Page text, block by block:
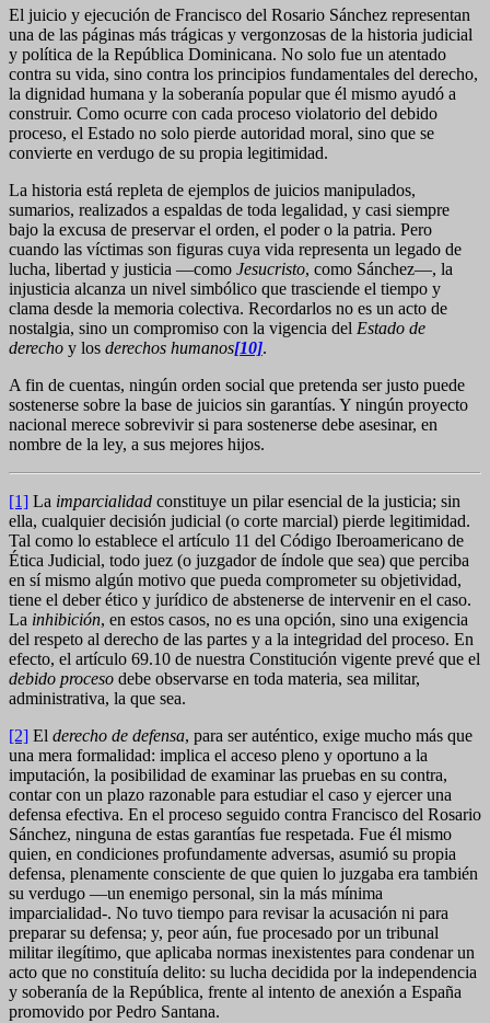
El juicio y ejecución de Francisco del Rosario Sánchez representan
una de las páginas más trágicas y vergonzosas de la historia judicial
y política de la República Dominicana. No solo fue un atentado
contra su vida, sino contra los principios fundamentales del derecho,
la dignidad humana y la soberanía popular que él mismo ayudó a
construir. Como ocurre con cada proceso violatorio del debido
proceso, el Estado no solo pierde autoridad moral, sino que se
convierte en verdugo de su propia legitimidad.
La historia está repleta de ejemplos de juicios manipulados,
sumarios, realizados a espaldas de toda legalidad, y casi siempre
bajo la excusa de preservar el orden, el poder o la patria. Pero
cuando las víctimas son figuras cuya vida representa un legado de
lucha, libertad y justicia —como Jesucristo, como Sánchez—, la
injusticia alcanza un nivel simbólico que trasciende el tiempo y
clama desde la memoria colectiva. Recordarlos no es un acto de
nostalgia, sino un compromiso con la vigencia del Estado de
derecho y los derechos humanos[10].
A fin de cuentas, ningún orden social que pretenda ser justo puede
sostenerse sobre la base de juicios sin garantías. Y ningún proyecto
nacional merece sobrevivir si para sostenerse debe asesinar, en
nombre de la ley, a sus mejores hijos.
[1] La imparcialidad constituye un pilar esencial de la justicia; sin
ella, cualquier decisión judicial (o corte marcial) pierde legitimidad.
Tal como lo establece el artículo 11 del Código Iberoamericano de
Ética Judicial, todo juez (o juzgador de índole que sea) que perciba
en sí mismo algún motivo que pueda comprometer su objetividad,
tiene el deber ético y jurídico de abstenerse de intervenir en el caso.
La inhibición, en estos casos, no es una opción, sino una exigencia
del respeto al derecho de las partes y a la integridad del proceso. En
efecto, el artículo 69.10 de nuestra Constitución vigente prevé que el
debido proceso debe observarse en toda materia, sea militar,
administrativa, la que sea.
[2] El derecho de defensa, para ser auténtico, exige mucho más que
una mera formalidad: implica el acceso pleno y oportuno a la
imputación, la posibilidad de examinar las pruebas en su contra,
contar con un plazo razonable para estudiar el caso y ejercer una
defensa efectiva. En el proceso seguido contra Francisco del Rosario
Sánchez, ninguna de estas garantías fue respetada. Fue él mismo
quien, en condiciones profundamente adversas, asumió su propia
defensa, plenamente consciente de que quien lo juzgaba era también
su verdugo —un enemigo personal, sin la más mínima
imparcialidad-. No tuvo tiempo para revisar la acusación ni para
preparar su defensa; y, peor aún, fue procesado por un tribunal
militar ilegítimo, que aplicaba normas inexistentes para condenar un
acto que no constituía delito: su lucha decidida por la independencia
y soberanía de la República, frente al intento de anexión a España
promovido por Pedro Santana.